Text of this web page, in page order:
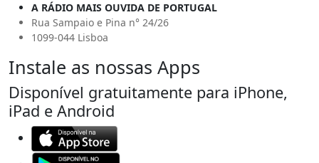
A RÁDIO MAIS OUVIDA DE PORTUGAL
Rua Sampaio e Pina n° 24/26
1099-044 Lisboa
Instale as nossas Apps
Disponível gratuitamente para iPhone,
iPad e Android